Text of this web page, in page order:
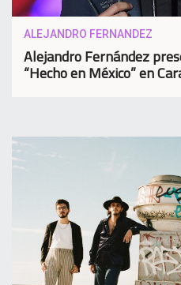
ALEJANDRO FERNANDEZ
Alejandro Fernández
“Hecho en México” en